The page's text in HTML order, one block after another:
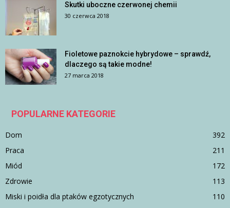
Skutki uboczne czerwonej chemii
30 czerwca 2018
Fioletowe paznokcie hybrydowe – sprawdź,
dlaczego są takie modne!
27 marca 2018
POPULARNE KATEGORIE
Dom
392
Praca
211
Miód
172
Zdrowie
113
Miski i poidła dla ptaków egzotycznych
110